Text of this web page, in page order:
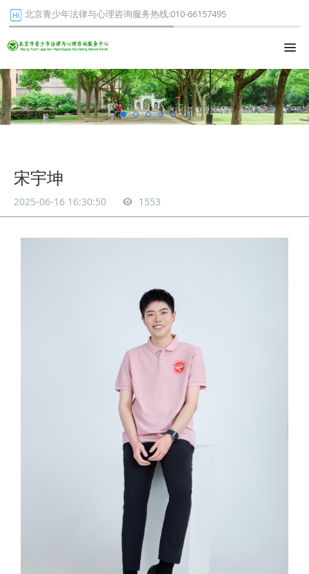
北京青少年法律与心理咨询服务热线:010-66157495
宋宇坤
2025-06-16 16:30:50 1553